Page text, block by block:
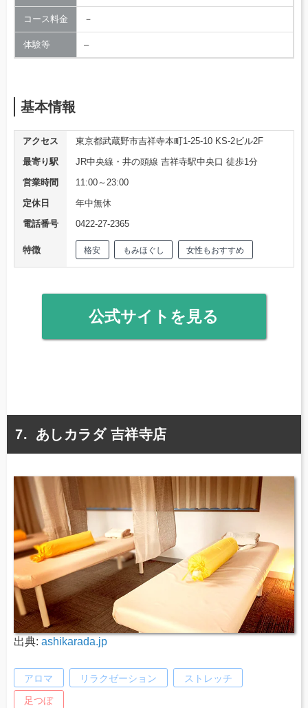
コース料金 －
体験等 –
基本情報
アクセス
東京都武蔵野市吉祥寺本町1-25-10 KS-2ビル2F
最寄り駅
JR中央線・井の頭線 吉祥寺駅中央口 徒歩1分
営業時間
11:00～23:00
定休日
年中無休
電話番号
0422-27-2365
特徴 格安 もみほぐし 女性もおすすめ
公式サイトを見る
あしカラダ 吉祥寺店
出典: ashikarada.jp
アロマ リラクゼーション ストレッチ
足つぼ